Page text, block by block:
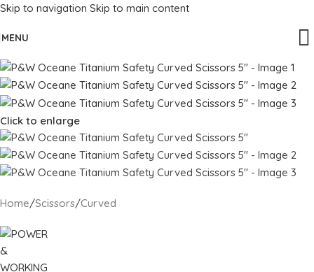
Skip to navigation Skip to main content
MENU
Click to enlarge
Home/Scissors/Curved